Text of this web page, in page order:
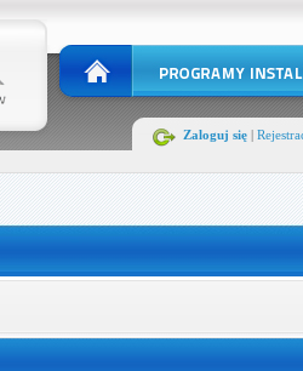
Zaloguj się |